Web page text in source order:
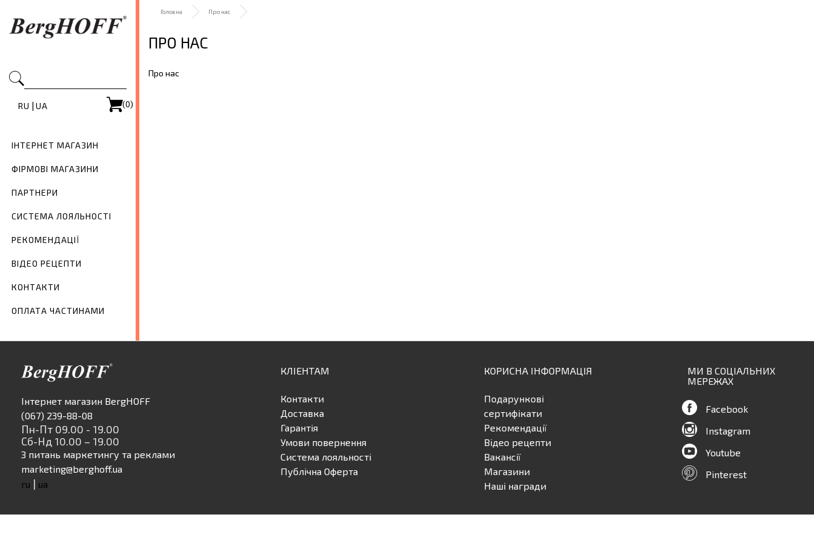
RU | UA (0)
ІНТЕРНЕТ МАГАЗИН
ФІРМОВІ МАГАЗИНИ
ПАРТНЕРИ
СИСТЕМА ЛОЯЛЬНОСТІ
РЕКОМЕНДАЦІЇ
ВІДЕО РЕЦЕПТИ
КОНТАКТИ
ОПЛАТА ЧАСТИНАМИ
Головна Про нас
ПРО НАС
Про нас
Інтернет магазин BergHOFF
(067) 239-88-08
Пн-Пт 09.00 - 19.00
Сб-Нд 10.00 – 19.00
З питань маркетингу та реклами
marketing@berghoff.ua
ru | ua
КЛІЕНТАМ
Контакти
Доставка
Гарантія
Умови повернення
Система лояльності
Публічна Оферта
КОРИСНА ІНФОРМАЦІЯ
Подарункові
сертифікати
Рекомендації
Відео рецепти
Вакансії
Магазини
Наші награди
МИ В СОЦІАЛЬНИХ
МЕРЕЖАХ
Facebook
Instagram
Youtube
Pinterest